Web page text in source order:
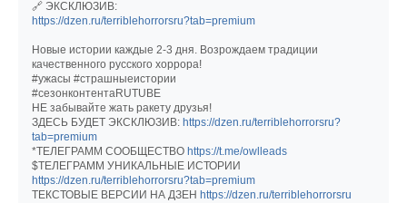
🔗 ЭКСКЛЮЗИВ:
https://dzen.ru/terriblehorrorsru?tab=premium
Новые истории каждые 2-3 дня. Возрождаем традиции
качественного русского хоррора!
#ужасы #страшныеистории
#сезонконтентаRUTUBE
НЕ забывайте жать ракету друзья!
ЗДЕСЬ БУДЕТ ЭКСКЛЮЗИВ: https://dzen.ru/terriblehorrorsru?
tab=premium
*ТЕЛЕГРАММ СООБЩЕСТВО https://t.me/owlleads
$ТЕЛЕГРАММ УНИКАЛЬНЫЕ ИСТОРИИ
https://dzen.ru/terriblehorrorsru?tab=premium
ТЕКСТОВЫЕ ВЕРСИИ НА ДЗЕН https://dzen.ru/terriblehorrorsru